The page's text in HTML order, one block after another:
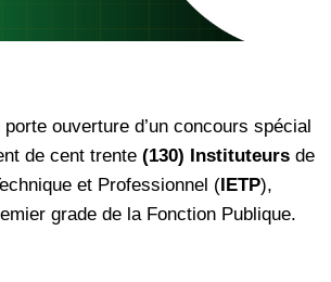
ouverture d’un concours spécial
de cent trente (130) Instituteurs de
et Professionnel (IETP),
grade de la Fonction Publique.